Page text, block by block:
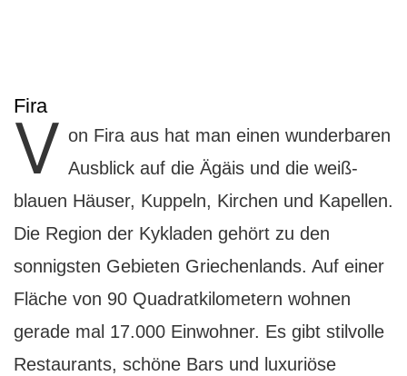
Fira
V on Fira aus hat man einen wunderbaren
Ausblick auf die Ägäis und die weiß-
blauen Häuser, Kuppeln, Kirchen und Kapellen.
Die Region der Kykladen gehört zu den
sonnigsten Gebieten Griechenlands. Auf einer
Fläche von 90 Quadratkilometern wohnen
gerade mal 17.000 Einwohner. Es gibt stilvolle
Restaurants, schöne Bars und luxuriöse